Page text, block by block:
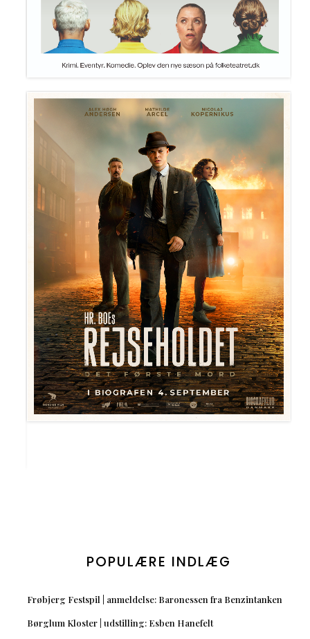
POPULÆRE INDLÆG
Frøbjerg Festspil | anmeldelse: Baronessen fra Benzintanken
Børglum Kloster | udstilling: Esben Hanefelt